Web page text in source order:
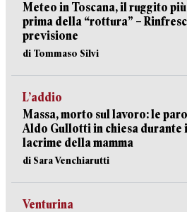
Meteo in Toscana, il ruggito
prima della “rottura” –
previsione
di Tommaso Silvi
L’addio
Massa, morto sul lavoro: le
Aldo Gullotti in chiesa durante
lacrime della mamma
di Sara Venchiarutti
Venturina